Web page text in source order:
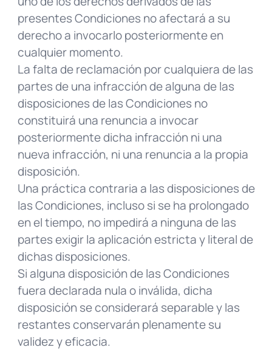
presentes Condiciones no afectará a su
derecho a invocarlo posteriormente en
cualquier momento.
La falta de reclamación por cualquiera de las
partes de una infracción de alguna de las
disposiciones de las Condiciones no
constituirá una renuncia a invocar
posteriormente dicha infracción ni una
nueva infracción, ni una renuncia a la propia
disposición.
Una práctica contraria a las disposiciones de
las Condiciones, incluso si se ha prolongado
en el tiempo, no impedirá a ninguna de las
partes exigir la aplicación estricta y literal de
dichas disposiciones.
Si alguna disposición de las Condiciones
fuera declarada nula o inválida, dicha
disposición se considerará separable y las
restantes conservarán plenamente su
validez y eficacia.